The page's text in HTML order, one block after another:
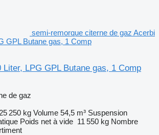
semi-remorque citerne de gaz Acerbi
GPL Butane gas, 1 Comp
LPG GPL Butane gas, 1 Comp
de gaz
25 250 kg Volume 54,5 m³ Suspension
Poids net à vide 11 550 kg Nombre